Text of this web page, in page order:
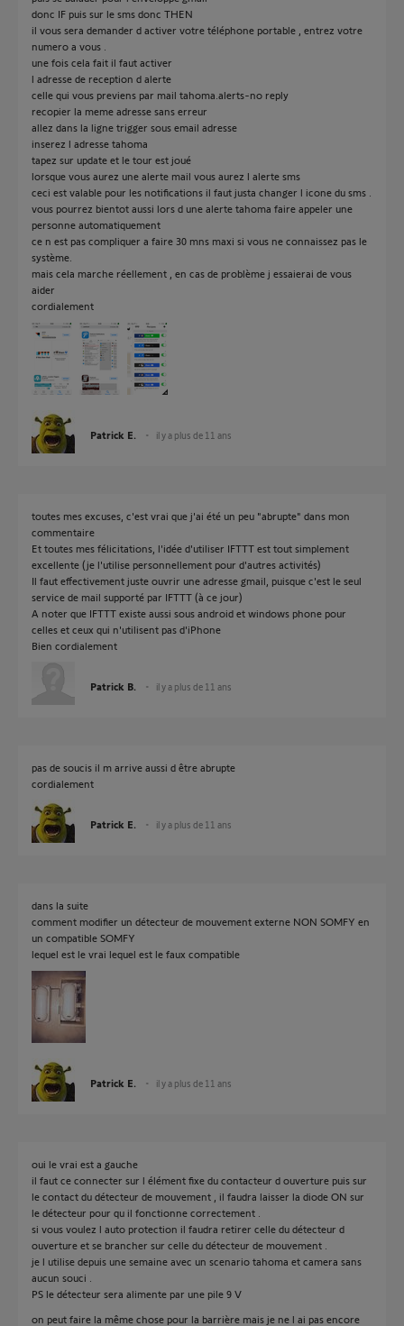
donc IF puis sur le sms donc THEN
il vous sera demander d activer votre téléphone portable , entrez votre
numero a vous .
une fois cela fait il faut activer
l adresse de reception d alerte
celle qui vous previens par mail tahoma.alerts-no reply
recopier la meme adresse sans erreur
allez dans la ligne trigger sous email adresse
inserez l adresse tahoma
tapez sur update et le tour est joué
lorsque vous aurez une alerte mail vous aurez l alerte sms
ceci est valable pour les notifications il faut justa changer l icone du sms .
vous pourrez bientot aussi lors d une alerte tahoma faire appeler une
personne automatiquement
ce n est pas compliquer a faire 30 mns maxi si vous ne connaissez pas le
système.
mais cela marche réellement , en cas de problème j essaierai de vous
aider
cordialement
Patrick E. il y a plus de 11 ans
toutes mes excuses, c'est vrai que j'ai été un peu "abrupte" dans mon
commentaire
Et toutes mes félicitations, l'idée d'utiliser IFTTT est tout simplement
excellente (je l'utilise personnellement pour d'autres activités)
Il faut effectivement juste ouvrir une adresse gmail, puisque c'est le seul
service de mail supporté par IFTTT (à ce jour)
A noter que IFTTT existe aussi sous android et windows phone pour
celles et ceux qui n'utilisent pas d'iPhone
Bien cordialement
Patrick B. il y a plus de 11 ans
pas de soucis il m arrive aussi d être abrupte
cordialement
Patrick E. il y a plus de 11 ans
dans la suite
comment modifier un détecteur de mouvement externe NON SOMFY en
un compatible SOMFY
lequel est le vrai lequel est le faux compatible
Patrick E. il y a plus de 11 ans
oui le vrai est a gauche
il faut ce connecter sur l élément fixe du contacteur d ouverture puis sur
le contact du détecteur de mouvement , il faudra laisser la diode ON sur
le détecteur pour qu il fonctionne correctement .
si vous voulez l auto protection il faudra retirer celle du détecteur d
ouverture et se brancher sur celle du détecteur de mouvement .
je l utilise depuis une semaine avec un scenario tahoma et camera sans
aucun souci .
PS le détecteur sera alimente par une pile 9 V
on peut faire la même chose pour la barrière mais je ne l ai pas encore